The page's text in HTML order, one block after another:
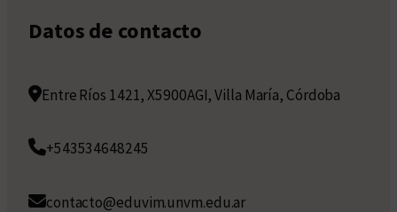
Datos de contacto
Entre Ríos 1421, X5900AGI, Villa María, Córdoba
+543534648245
contacto@eduvim.unvm.edu.ar